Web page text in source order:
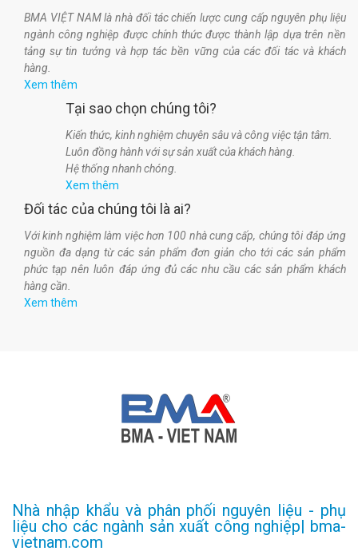
BMA VIỆT NAM là nhà đối tác chiến lược cung cấp nguyên phụ liệu
ngành công nghiệp được chính thức được thành lập dựa trên nền
tảng sự tin tưởng và hợp tác bền vững của các đối tác và khách
hàng.
Xem thêm
Tại sao chọn chúng tôi?
Kiến thức, kinh nghiệm chuyên sâu và công việc tận tâm.
Luôn đồng hành với sự sản xuất của khách hàng.
Hệ thống nhanh chóng.
Xem thêm
Đối tác của chúng tôi là ai?
Với kinh nghiệm làm việc hơn 100 nhà cung cấp, chúng tôi đáp ứng
nguồn đa dạng từ các sản phẩm đơn giản cho tới các sản phẩm
phức tạp nên luôn đáp ứng đủ các nhu cầu các sản phẩm khách
hàng cần.
Xem thêm
Nhà nhập khẩu và phân phối nguyên liệu - phụ
liệu cho các ngành sản xuất công nghiệp| bma-
vietnam.com